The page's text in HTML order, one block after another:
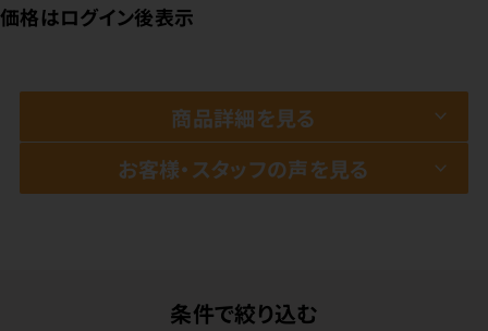
価格はログイン後表示
商品詳細を見る
お客様・スタッフの声を見る
条件で絞り込む